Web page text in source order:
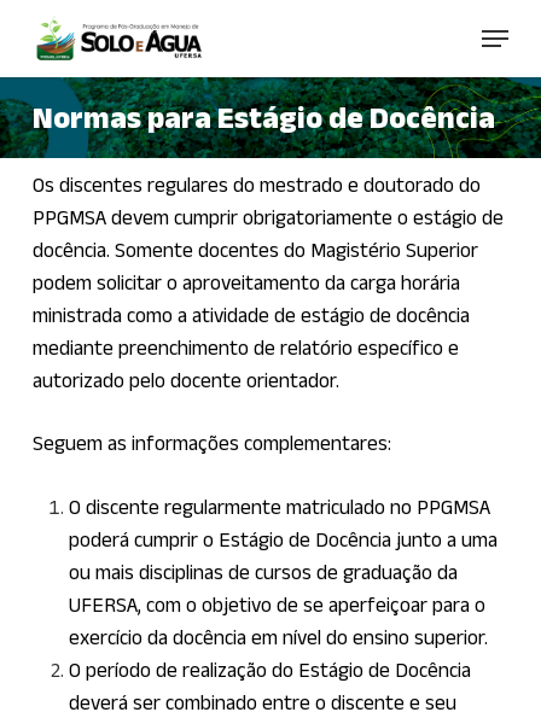
main
content
Menu
Normas para Estágio de Docência
Os discentes regulares do mestrado e doutorado do
PPGMSA devem cumprir obrigatoriamente o estágio de
docência. Somente docentes do Magistério Superior
podem solicitar o aproveitamento da carga horária
ministrada como a atividade de estágio de docência
mediante preenchimento de relatório específico e
autorizado pelo docente orientador.
Seguem as informações complementares:
O discente regularmente matriculado no PPGMSA
poderá cumprir o Estágio de Docência junto a uma
ou mais disciplinas de cursos de graduação da
UFERSA, com o objetivo de se aperfeiçoar para o
exercício da docência em nível do ensino superior.
O período de realização do Estágio de Docência
deverá ser combinado entre o discente e seu